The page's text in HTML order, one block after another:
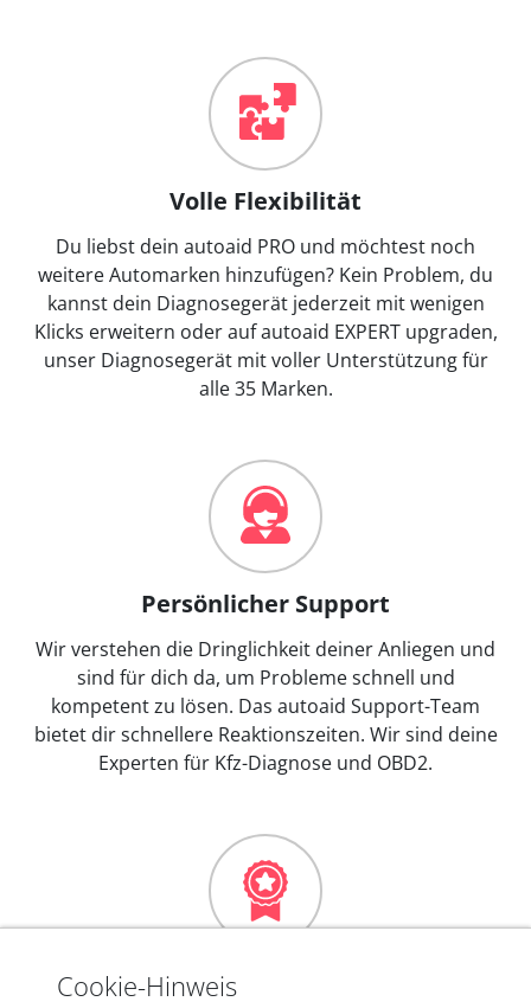
Volle Flexibilität
Du liebst dein autoaid PRO und möchtest noch
weitere Automarken hinzufügen? Kein Problem, du
kannst dein Diagnosegerät jederzeit mit wenigen
Klicks erweitern oder auf autoaid EXPERT upgraden,
unser Diagnosegerät mit voller Unterstützung für
alle 35 Marken.
Persönlicher Support
Wir verstehen die Dringlichkeit deiner Anliegen und
sind für dich da, um Probleme schnell und
kompetent zu lösen. Das autoaid Support-Team
bietet dir schnellere Reaktionszeiten. Wir sind deine
Experten für Kfz-Diagnose und OBD2.
Mehr als 10 Jahre Erfahrung
Cookie-Hinweis